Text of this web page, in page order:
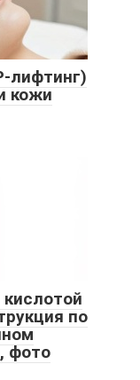
лифтинг)
кожи
по
фото